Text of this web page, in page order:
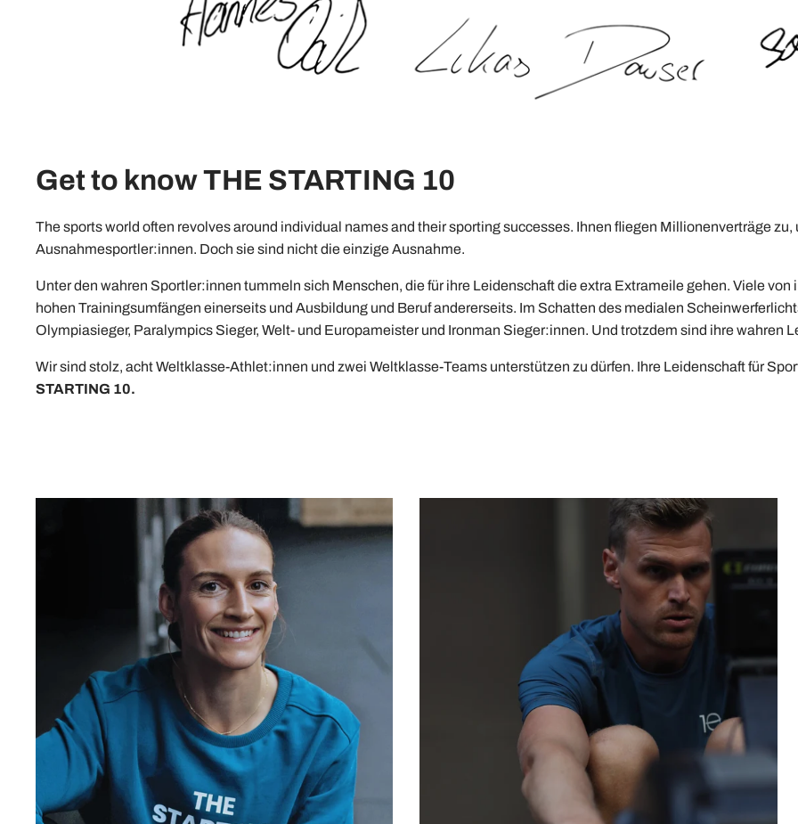
Get to know THE STARTING 10
The sports world often revolves around individual names and their sporting successes. Ihnen fliegen Millionenverträge
Ausnahmesportler:innen. Doch sie sind nicht die einzige Ausnahme.
Unter den wahren Sportler:innen tummeln sich Menschen, die für ihre Leidenschaft die extra Extrameile gehen. Viele
hohen Trainingsumfängen einerseits und Ausbildung und Beruf andererseits. Im Schatten des medialen
Olympiasieger, Paralympics Sieger, Welt- und Europameister und Ironman Sieger:innen. Und trotzdem sind ihre wahren
Wir sind stolz, acht Weltklasse-Athlet:innen und zwei Weltklasse-Teams unterstützen zu dürfen. Ihre Leidenschaft für
STARTING 10.